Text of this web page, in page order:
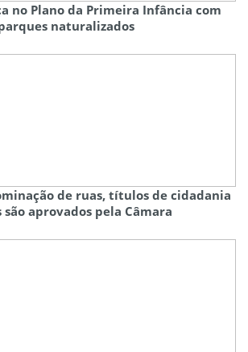
no Plano da Primeira Infância com
naturalizados
de ruas, títulos de cidadania
aprovados pela Câmara